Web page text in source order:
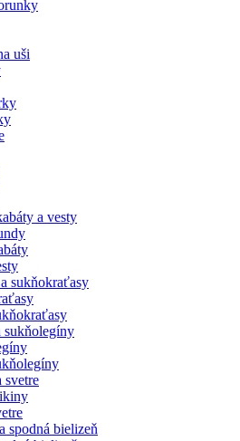
uši
a vesty
sukňokraťasy
sukňolegíny
spodná bielizeň